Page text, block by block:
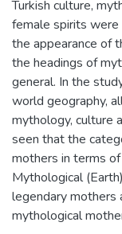
Turkish culture,
female spirits were
the appearance of
the headings of
general. In the
world geography,
mythology, culture
seen that the
mothers in terms
Mythological
legendary mothers
mythological